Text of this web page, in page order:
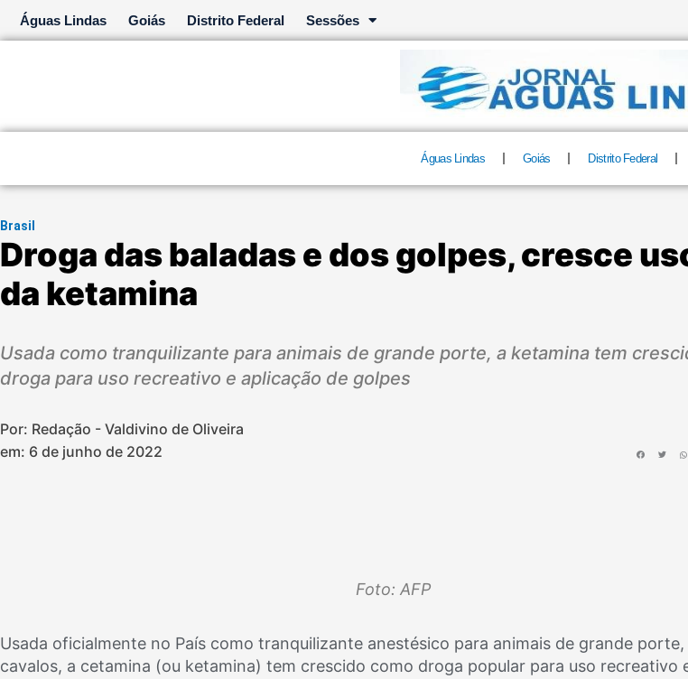
para
Águas Lindas Goiás Distrito Federal Sessões
Águas Lindas Goiás Distrito Federal
Brasil
Droga das baladas e dos golpes, cresce
da ketamina
Usada como tranquilizante para animais de grande porte, a ketamina tem
droga para uso recreativo e aplicação de golpes
Por: Redação - Valdivino de Oliveira
em: 6 de junho de 2022
Foto: AFP
Usada oficialmente no País como tranquilizante anestésico para animais de grande
cavalos, a cetamina (ou ketamina) tem crescido como droga popular para uso recreativo